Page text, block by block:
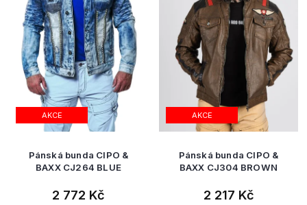
AKCE
Pánská bunda CIPO &
BAXX CJ264 BLUE
2 772 Kč
AKCE
Pánská bunda CIPO &
BAXX CJ304 BROWN
2 217 Kč